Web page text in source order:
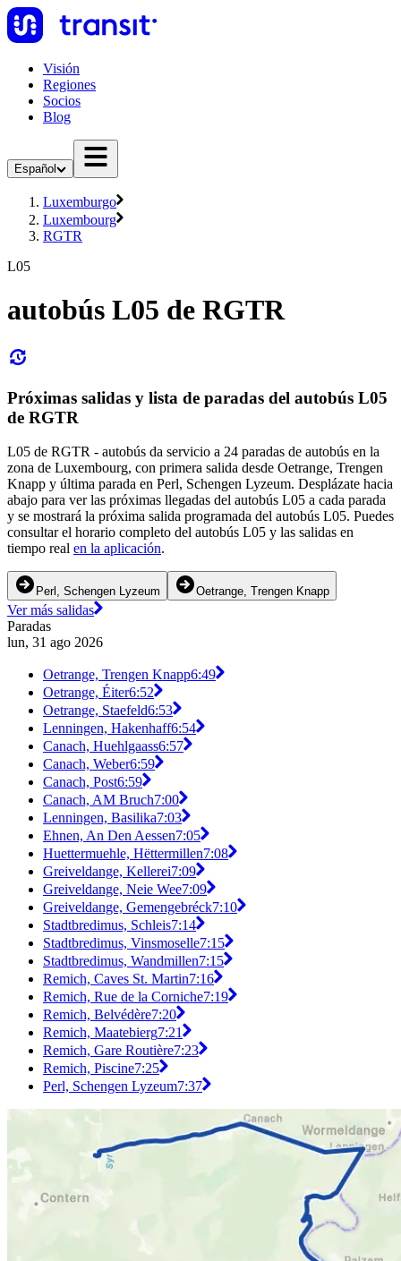
Visión
Regiones
Socios
Blog
Español
Luxemburgo
Luxembourg
RGTR
L05
autobús L05 de RGTR
Próximas salidas y lista de paradas del autobús L05
de RGTR
L05 de RGTR - autobús da servicio a 24 paradas de autobús en la
zona de Luxembourg, con primera salida desde Oetrange, Trengen
Knapp y última parada en Perl, Schengen Lyzeum. Desplázate hacia
abajo para ver las próximas llegadas del autobús L05 a cada parada
y se mostrará la próxima salida programada del autobús L05. Puedes
consultar el horario completo del autobús L05 y las salidas en
tiempo real en la aplicación.
Perl, Schengen Lyzeum Oetrange, Trengen Knapp
Ver más salidas
Paradas
lun, 31 ago 2026
Oetrange, Trengen Knapp6:49
Oetrange, Éiter6:52
Oetrange, Staefeld6:53
Lenningen, Hakenhaff6:54
Canach, Huehlgaass6:57
Canach, Weber6:59
Canach, Post6:59
Canach, AM Bruch7:00
Lenningen, Basilika7:03
Ehnen, An Den Aessen7:05
Huettermuehle, Hëttermillen7:08
Greiveldange, Kellerei7:09
Greiveldange, Neie Wee7:09
Greiveldange, Gemengebréck7:10
Stadtbredimus, Schleis7:14
Stadtbredimus, Vinsmoselle7:15
Stadtbredimus, Wandmillen7:15
Remich, Caves St. Martin7:16
Remich, Rue de la Corniche7:19
Remich, Belvédère7:20
Remich, Maatebierg7:21
Remich, Gare Routière7:23
Remich, Piscine7:25
Perl, Schengen Lyzeum7:37